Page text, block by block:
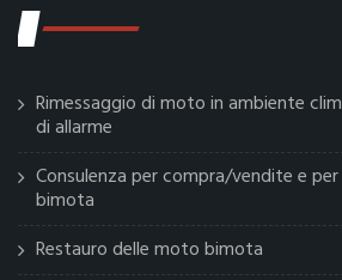
Rimessaggio di moto in ambiente
di allarme
Consulenza per compra/vendite e
bimota
Restauro delle moto bimota